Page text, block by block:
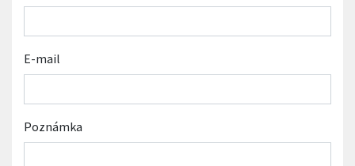
E-mail
Poznámka